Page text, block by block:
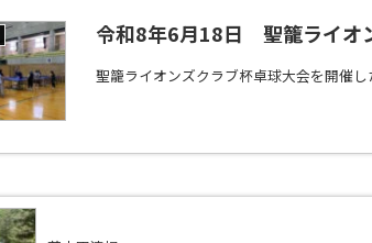
令和8年6月18日 聖籠ライオ
聖籠ライオンズクラブ杯卓球大会を開催し